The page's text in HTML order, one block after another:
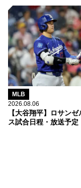
MLB
2026.08.06
【大谷翔平】ロサン
ス試合日程・放送予定